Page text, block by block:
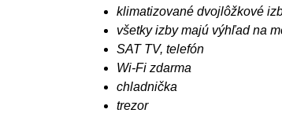
klimatizované dvojlôžkové
všetky izby majú výhľad na
SAT TV, telefón
Wi-Fi zdarma
chladnička
trezor